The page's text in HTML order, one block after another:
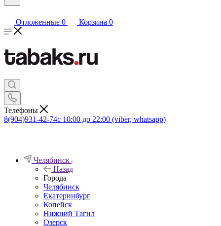
Отложенные 0 Корзина 0
Телефоны
8(904)931-42-74с 10:00 до 22:00 (viber, whatsapp)
Челябинск
Назад
Города
Челябинск
Екатеринбург
Копейск
Нижний Тагил
Озерск